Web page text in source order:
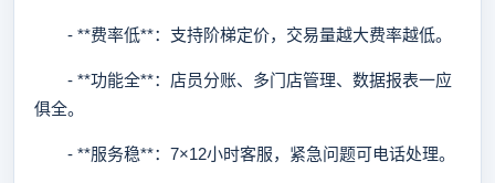
- **费率低**：支持阶梯定价，交易量越大费率越低。
- **功能全**：店员分账、多门店管理、数据报表一应
俱全。
- **服务稳**：7×12小时客服，紧急问题可电话处理。